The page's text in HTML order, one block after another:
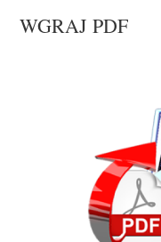
WGRAJ PDF